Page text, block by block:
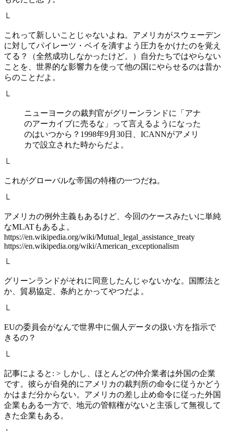
└
これって新しいことじゃないよね。アメリカがスウェーデン
に対してパイレーツ・ベイを潰すよう圧力をかけたのを覚え
てる？（全然成功しなかったけど。）自分たちではやらない
ことを、世界的な影響力を使って他の国にやらせるのは昔か
らのことだよ。
└
ニューヨークの裁判官がグリーンランドに「アナ
のアーカイブに売るな」って言えるようになった
のはいつから？1998年9月30日、ICANNがアメリ
カで設立された時からだよ。
└
これがグローバルな帝国の特権の一つだね。
└
アメリカの例外主義もあるけど、今回のケースみたいに単純
なMLATもあるよ。
https://en.wikipedia.org/wiki/Mutual_legal_assistance_treaty
https://en.wikipedia.org/wiki/American_exceptionalism
└
グリーンランドがそれに同意したんじゃないかな。国際法と
か、貿易協定、条約とかってやつだよ。
└
EUの委員会がなんで世界中に個人データの扱い方を指示で
きるの？
└
記事によると: > しかし、ほとんどの仲介業者は外国の企業
です。彼らが自発的にアメリカの裁判所の命令に従うかどう
かはまだ分からない。アメリカの差し止め命令に従った外国
企業もある一方で、地元の管轄権がないと主張して無視して
きた企業もある。